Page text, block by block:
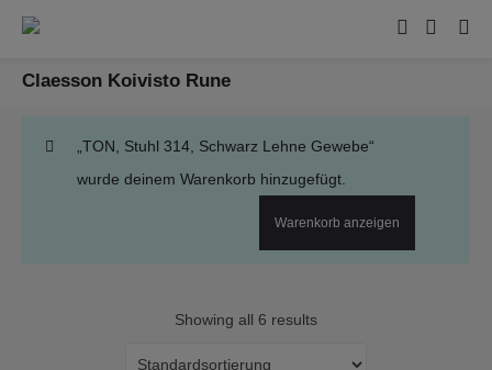
Claesson Koivisto Rune
„TON, Stuhl 314, Schwarz Lehne Gewebe“
wurde deinem Warenkorb hinzugefügt.
Warenkorb anzeigen
Showing all 6 results